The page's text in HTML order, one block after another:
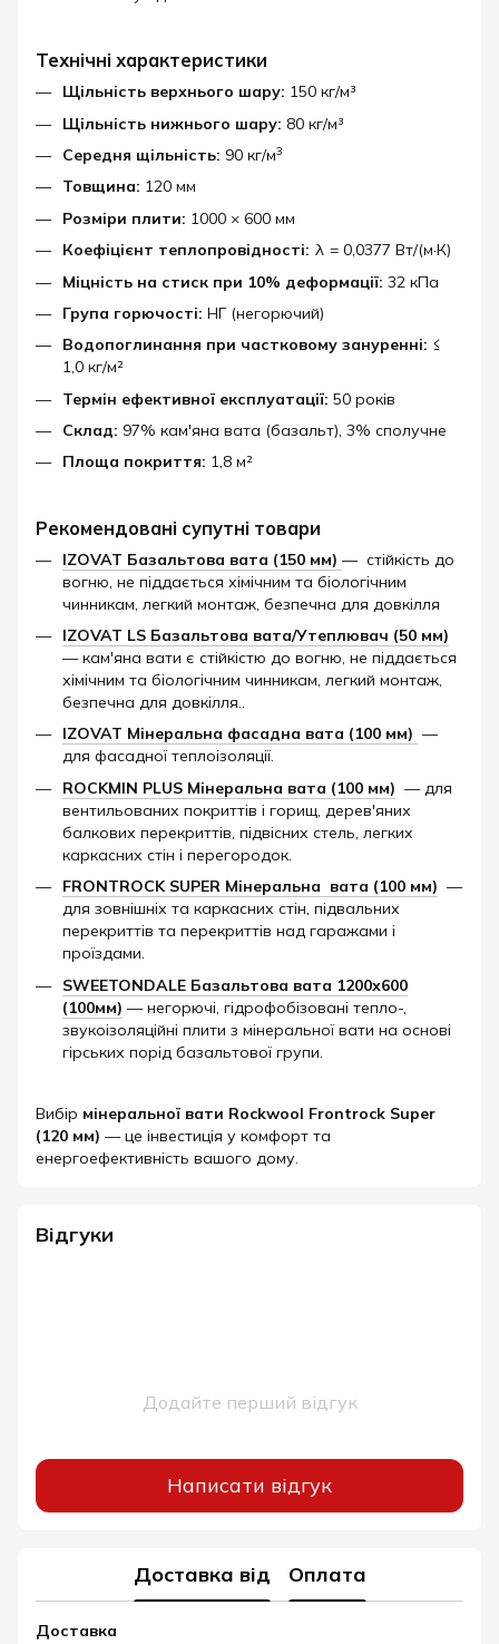
Технічні характеристики
Щільність верхнього шару: 150 кг/м³
Щільність нижнього шару: 80 кг/м³
Середня щільність: 90 кг/м3
Товщина: 120 мм
Розміри плити: 1000 × 600 мм
Коефіцієнт теплопровідності: λ = 0,0377 Вт/(м·К)
Міцність на стиск при 10% деформації: 32 кПа
Група горючості: НГ (негорючий)
Водопоглинання при частковому зануренні: ≤
1,0 кг/м²
Термін ефективної експлуатації: 50 років
Склад: 97% кам'яна вата (базальт), 3% сполучне
Площа покриття: 1,8 м²​
Рекомендовані супутні товари
IZOVAT Базальтова вата (150 мм) — стійкість до
вогню, не піддається хімічним та біологічним
чинникам, легкий монтаж, безпечна для довкілля
IZOVAT LS Базальтова вата/Утеплювач (50 мм)
— кам'яна вати є стійкістю до вогню, не піддається
хімічним та біологічним чинникам, легкий монтаж,
безпечна для довкілля..
IZOVAT Мінеральна фасадна вата (100 мм) —
для фасадної теплоізоляції.
ROCKMIN PLUS Мінеральна вата (100 мм) — для
вентильованих покриттів і горищ, дерев'яних
балкових перекриттів, підвісних стель, легких
каркасних стін і перегородок.
FRONTROCK SUPER Мінеральна вата (100 мм) —
для зовнішніх та каркасних стін, підвальних
перекриттів та перекриттів над гаражами і
проїздами.
SWEETONDALE Базальтова вата 1200х600
(100мм) — негорючі, гідрофобізовані тепло-,
звукоізоляційні плити з мінеральної вати на основі
гірських порід базальтової групи.
Вибір мінеральної вати Rockwool Frontrock Super
(120 мм) — це інвестиція у комфорт та
енергоефективність вашого дому.​
Відгуки
Додайте перший відгук
Написати відгук
Доставка від Оплата
Доставка